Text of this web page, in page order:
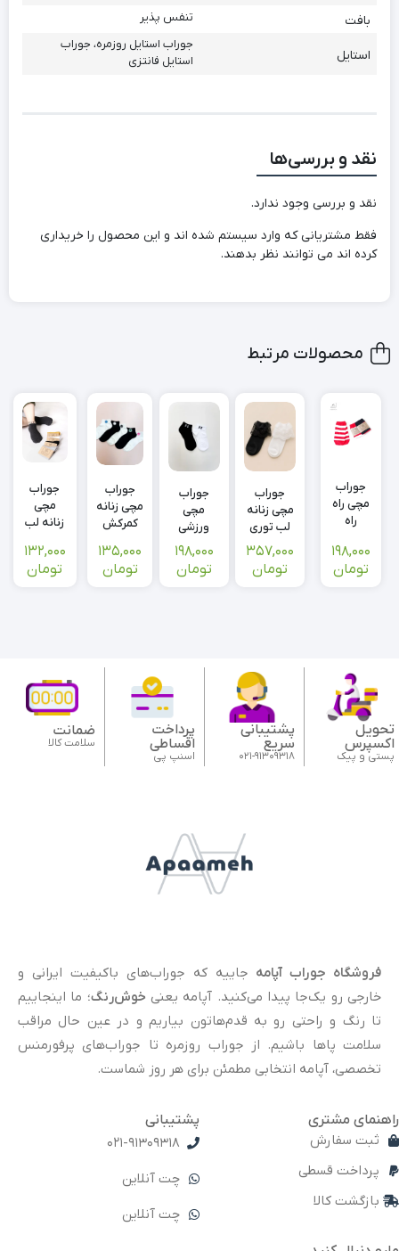
بافت تنفس پذیر
استایل
جوراب استایل روزمره، جوراب
استایل فانتزی
نقد و بررسی‌ها
نقد و بررسی وجود ندارد.
فقط مشتریانی که وارد سیستم شده اند و این محصول را خریداری
کرده اند می توانند نظر بدهند.
محصولات مرتبط
جوراب
مچی راه
راه
198,000
تومان
جوراب
مچی زنانه
لب توری
نوستالژی
357,000
تومان
جوراب
مچی
ورزشی
طرح
Under
armor
198,000
تومان
جوراب
مچی زنانه
کمرکش
135,000
تومان
جوراب
مچی
زنانه لب
132,000
تومان
تحویل
اکسپرس
پستی و پیک
پشتیبانی
سریع
021-91309318
پرداخت
اقساطی
اسنپ پی
ضمانت
سلامت کالا
فروشگاه جوراب آپامه جاییه که جوراب‌های باکیفیت ایرانی و
خارجی رو یک‌جا پیدا می‌کنید. آپامه یعنی خوش‌رنگ؛ ما اینجاییم
تا رنگ و راحتی رو به قدم‌هاتون بیاریم و در عین حال مراقب
سلامت پاها باشیم. از جوراب روزمره تا جوراب‌های پرفورمنس
تخصصی، آپامه انتخابی مطمئن برای هر روز شماست.
راهنمای مشتری
ثبت سفارش
پرداخت قسطی
بازگشت کالا
پشتیبانی
021-91309318
چت آنلاین
چت آنلاین